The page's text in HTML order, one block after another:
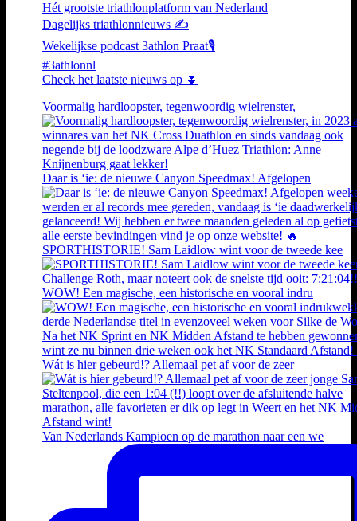
Hét grootste triathlonplatform van Nederland
Dagelijks triathlonnieuws ✍️
Wekelijkse podcast 3athlon Praat🎙️
#3athlonnl
Check het laatste nieuws op ⏬
Voormalig hardloopster, tegenwoordig wielrenster,
Daar is ‘ie: de nieuwe Canyon Speedmax! Afgelopen
SPORTHISTORIE! Sam Laidlow wint voor de tweede kee
WOW! Een magische, een historische en vooral indru
Wát is hier gebeurd!? Allemaal pet af voor de zeer
Van Nederlands Kampioen op de marathon naar een we